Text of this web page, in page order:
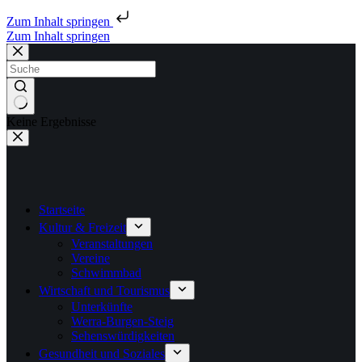
Zum Inhalt springen
Zum Inhalt springen
Keine Ergebnisse
Startseite
Kultur & Freizeit
Veranstaltungen
Vereine
Schwimmbad
Wirtschaft und Tourismus
Unterkünfte
Werra-Burgen-Steig
Sehenswürdigkeiten
Gesundheit und Soziales